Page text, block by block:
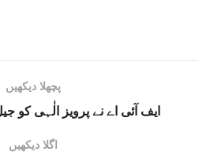
پچھلا دیکھیں
ایف آئی اے نے پرویز الٰہی کو
اگلا دیکھیں